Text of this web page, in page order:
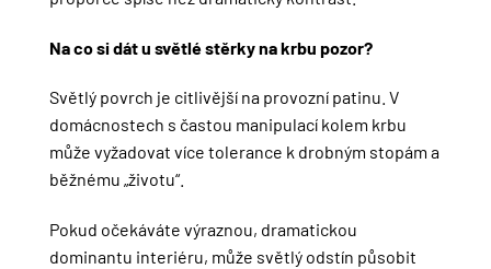
Na co si dát u světlé stěrky na krbu pozor?
Světlý povrch je citlivější na provozní patinu. V
domácnostech s častou manipulací kolem krbu
může vyžadovat více tolerance k drobným stopám a
běžnému „životu“.
Pokud očekáváte výraznou, dramatickou
dominantu interiéru, může světlý odstín působit